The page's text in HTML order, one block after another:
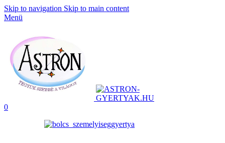
Skip to navigation Skip to main content
Menü
0